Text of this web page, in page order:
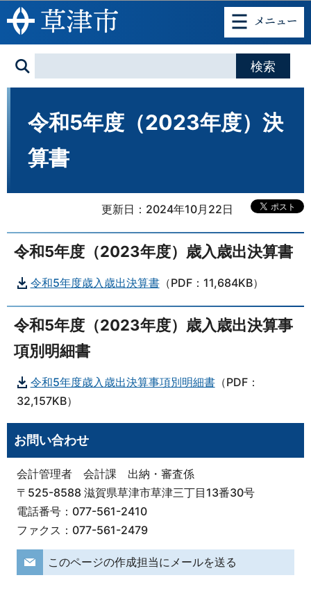
このページの本文へ移動
令和5年度（2023年度）決
算書
更新日：2024年10月22日
令和5年度（2023年度）歳入歳出決算書
令和5年度歳入歳出決算書（PDF：11,684KB）
令和5年度（2023年度）歳入歳出決算事
項別明細書
令和5年度歳入歳出決算事項別明細書（PDF：
32,157KB）
お問い合わせ
会計管理者 会計課 出納・審査係
〒525-8588 滋賀県草津市草津三丁目13番30号
電話番号：077-561-2410
ファクス：077-561-2479
このページの作成担当にメールを送る